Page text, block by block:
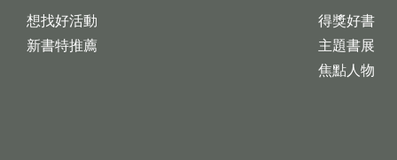
想找好活動
新書特推薦
得獎好書
主題書展
焦點人物